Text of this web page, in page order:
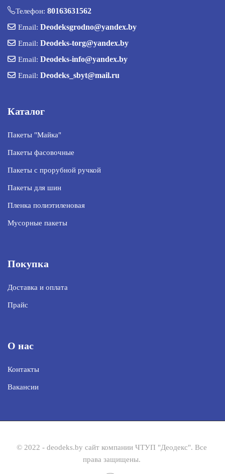
Телефон: 80163631562
Email: Deodeksgrodno@yandex.by
Email: Deodeks-torg@yandex.by
Email: Deodeks-info@yandex.by
Email: Deodeks_sbyt@mail.ru
Каталог
Пакеты "Майка"
Пакеты фасовочные
Пакеты с прорубной ручкой
Пакеты для шин
Пленка полиэтиленовая
Мусорные пакеты
Покупка
Доставка и оплата
Прайс
О нас
Контакты
Вакансии
© 2022 - deodeks.by сайт компании ЧТУП "Деодекс". Все
права защищены.